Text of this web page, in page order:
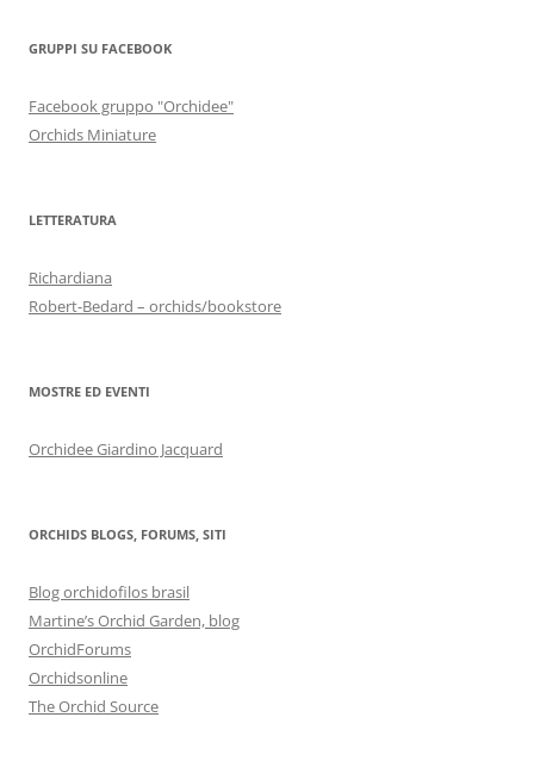
GRUPPI SU FACEBOOK
Facebook gruppo "Orchidee"
Orchids Miniature
LETTERATURA
Richardiana
Robert-Bedard – orchids/bookstore
MOSTRE ED EVENTI
Orchidee Giardino Jacquard
ORCHIDS BLOGS, FORUMS, SITI
Blog orchidofilos brasil
Martine’s Orchid Garden, blog
OrchidForums
Orchidsonline
The Orchid Source